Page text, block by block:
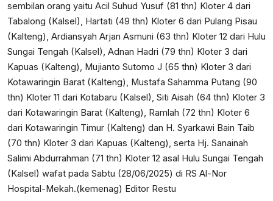
sembilan orang yaitu Acil Suhud Yusuf (81 thn) Kloter 4 dari
Tabalong (Kalsel), Hartati (49 thn) Kloter 6 dari Pulang Pisau
(Kalteng), Ardiansyah Arjan Asmuni (63 thn) Kloter 12 dari Hulu
Sungai Tengah (Kalsel), Adnan Hadri (79 thn) Kloter 3 dari
Kapuas (Kalteng), Mujianto Sutomo J (65 thn) Kloter 3 dari
Kotawaringin Barat (Kalteng), Mustafa Sahamma Putang (90
thn) Kloter 11 dari Kotabaru (Kalsel), Siti Aisah (64 thn) Kloter 3
dari Kotawaringin Barat (Kalteng), Ramlah (72 thn) Kloter 6
dari Kotawaringin Timur (Kalteng) dan H. Syarkawi Bain Taib
(70 thn) Kloter 3 dari Kapuas (Kalteng), serta Hj. Sanainah
Salimi Abdurrahman (71 thn) Kloter 12 asal Hulu Sungai Tengah
(Kalsel) wafat pada Sabtu (28/06/2025) di RS Al-Nor
Hospital-Mekah.(kemenag) Editor Restu